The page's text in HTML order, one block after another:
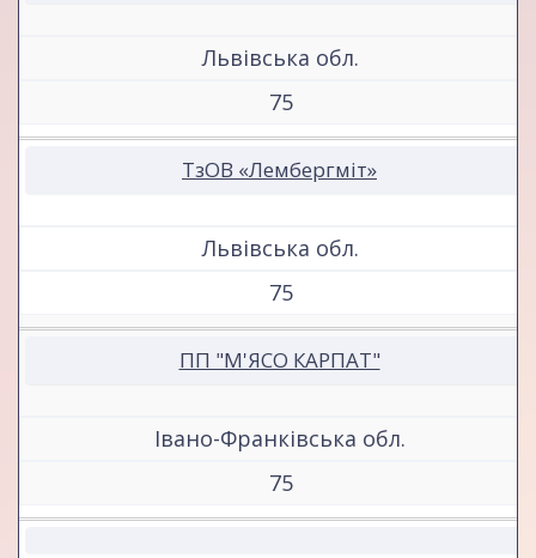
Львівська обл.
75
ТзОВ «Лембергміт»
Львівська обл.
75
ПП "М'ЯСО КАРПАТ"
Івано-Франківська обл.
75